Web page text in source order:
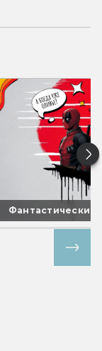
Фантастические